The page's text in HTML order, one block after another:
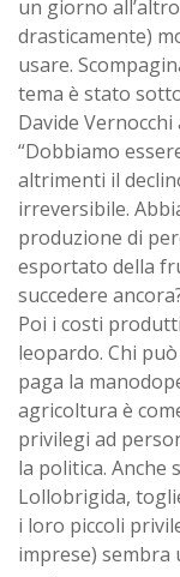
un giorno
drasticamente)
usare.
tema è stato
Davide
“Dobbiamo
altrimenti il
irreversibile.
produzione di
esportato della
succedere
Poi i costi
leopardo. Chi
paga la
agricoltura è
privilegi ad
la politica. Anche
Lollobrigida,
i loro piccoli
imprese) sembra